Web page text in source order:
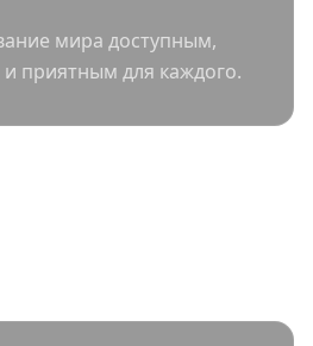
мира доступным,
приятным для каждого.